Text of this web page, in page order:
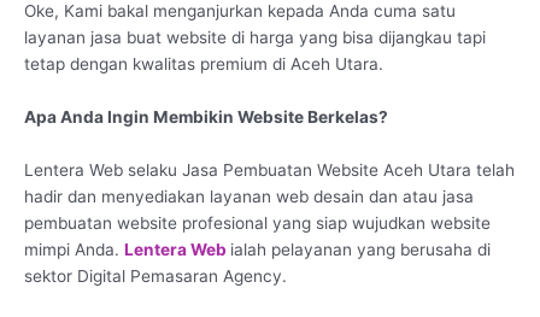
Oke, Kami bakal menganjurkan kepada Anda cuma satu
layanan jasa buat website di harga yang bisa dijangkau tapi
tetap dengan kwalitas premium di Aceh Utara.
Apa Anda Ingin Membikin Website Berkelas?
Lentera Web selaku Jasa Pembuatan Website Aceh Utara telah
hadir dan menyediakan layanan web desain dan atau jasa
pembuatan website profesional yang siap wujudkan website
mimpi Anda. Lentera Web ialah pelayanan yang berusaha di
sektor Digital Pemasaran Agency.